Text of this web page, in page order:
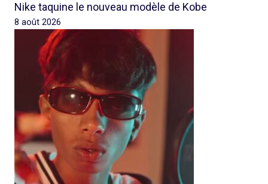
Nike taquine le nouveau modèle de Kobe
8 août 2026